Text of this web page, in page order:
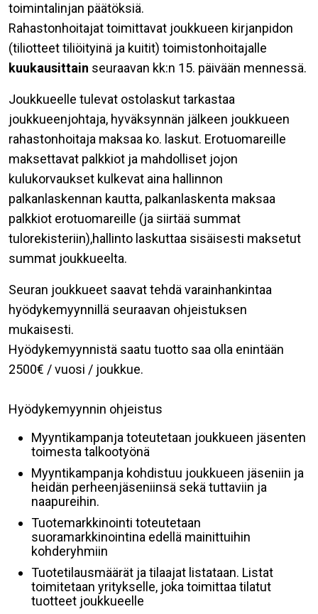
toimintalinjan päätöksiä.
Rahastonhoitajat toimittavat joukkueen kirjanpidon
(tiliotteet tiliöityinä ja kuitit) toimistonhoitajalle
kuukausittain seuraavan kk:n 15. päivään mennessä.
Joukkueelle tulevat ostolaskut tarkastaa
joukkueenjohtaja, hyväksynnän jälkeen joukkueen
rahastonhoitaja maksaa ko. laskut. Erotuomareille
maksettavat palkkiot ja mahdolliset jojon
kulukorvaukset kulkevat aina hallinnon
palkanlaskennan kautta, palkanlaskenta maksaa
palkkiot erotuomareille (ja siirtää summat
tulorekisteriin),hallinto laskuttaa sisäisesti maksetut
summat joukkueelta.
Seuran joukkueet saavat tehdä varainhankintaa
hyödykemyynnillä seuraavan ohjeistuksen
mukaisesti.
Hyödykemyynnistä saatu tuotto saa olla enintään
2500€ / vuosi / joukkue.
Hyödykemyynnin ohjeistus
Myyntikampanja toteutetaan joukkueen jäsenten
toimesta talkootyönä
Myyntikampanja kohdistuu joukkueen jäseniin ja
heidän perheenjäseniinsä sekä tuttaviin ja
naapureihin.
Tuotemarkkinointi toteutetaan
suoramarkkinointina edellä mainittuihin
kohderyhmiin
Tuotetilausmäärät ja tilaajat listataan. Listat
toimitetaan yritykselle, joka toimittaa tilatut
tuotteet joukkueelle